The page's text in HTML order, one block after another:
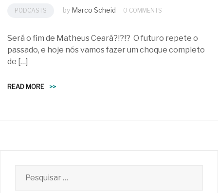
PODCASTS by Marco Scheid 0 COMMENTS
Será o fim de Matheus Ceará?!?!? O futuro repete o
passado, e hoje nós vamos fazer um choque completo
de […]
READ MORE >>
por: